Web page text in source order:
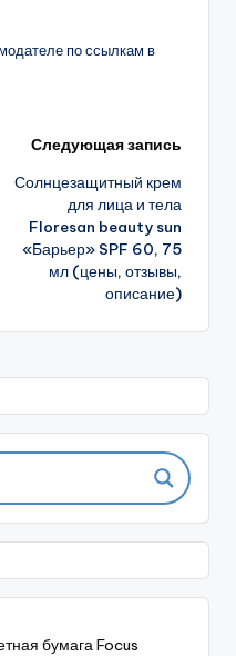
по ссылкам в
Следующая запись
Солнцезащитный крем
для лица и тела
Floresan beauty sun
«Барьер» SPF 60, 75
мл (цены, отзывы,
описание)
бумага Focus